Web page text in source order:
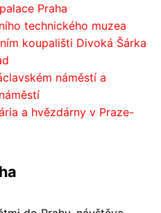
Praha
technického muzea
koupališti Divoká Šárka
náměstí a
a hvězdárny v Praze-